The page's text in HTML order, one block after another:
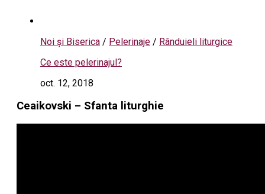
Noi și Biserica / Pelerinaje / Rânduieli liturgice
Ce este pelerinajul?
oct. 12, 2018
Ceaikovski – Sfanta liturghie